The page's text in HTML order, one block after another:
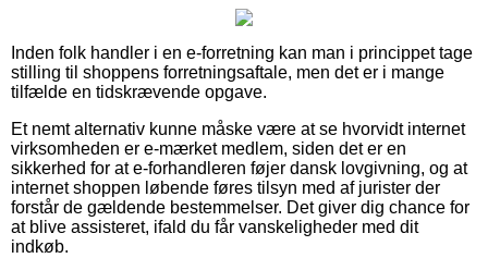
Inden folk handler i en e-forretning kan man i princippet tage
stilling til shoppens forretningsaftale, men det er i mange
tilfælde en tidskrævende opgave.
Et nemt alternativ kunne måske være at se hvorvidt internet
virksomheden er e-mærket medlem, siden det er en
sikkerhed for at e-forhandleren føjer dansk lovgivning, og at
internet shoppen løbende føres tilsyn med af jurister der
forstår de gældende bestemmelser. Det giver dig chance for
at blive assisteret, ifald du får vanskeligheder med dit
indkøb.